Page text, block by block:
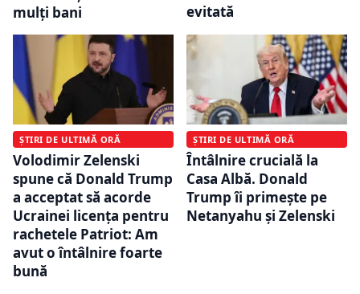
mulți bani
evitată
ȘTIRI DE ULTIMĂ ORĂ
Volodimir Zelenski
spune că Donald Trump
a acceptat să acorde
Ucrainei licenţa pentru
rachetele Patriot: Am
avut o întâlnire foarte
bună
ȘTIRI DE ULTIMĂ ORĂ
Întâlnire crucială la
Casa Albă. Donald
Trump îi primește pe
Netanyahu și Zelenski